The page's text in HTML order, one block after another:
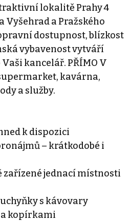
lokalitě Prahy 4
Vyšehrad a Pražského
dostupnost, blízkost
vybavenost vytváří
kancelář. PŘÍMO V
kavárna,
a služby.
k dispozici
– krátkodobé i
zařízené jednací místnosti
s kávovary
kopírkami